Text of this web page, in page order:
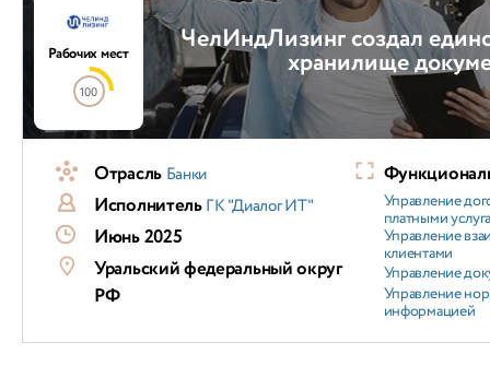
ЧелИндЛизинг создал
хранилище
Рабочих мест
100
Отрасль Банки
ИсполнительГК "Диалог ИТ"
Июнь 2025
Уральский федеральный округ
РФ
Управление
платными
Управление
клиентами
Управление
Управление
информацией